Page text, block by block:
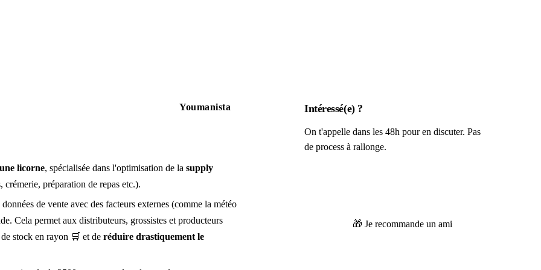
Youmanista
licorne, spécialisée dans l'optimisation de la supply
préparation de repas etc.).
de vente avec des facteurs externes (comme la météo
Cela permet aux distributeurs, grossistes et producteurs
stock en rayon 🛒 et de réduire drastiquement le
Intéressé(e) ?
On t'appelle dans les 48h pour en discuter. Pas
de process à rallonge.
🎁 Je recommande un ami